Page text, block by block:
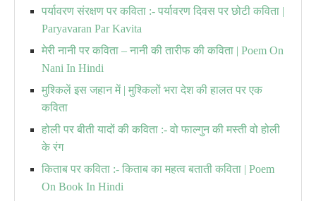
पर्यावरण संरक्षण पर कविता :- पर्यावरण दिवस पर छोटी कविता |
Paryavaran Par Kavita
मेरी नानी पर कविता – नानी की तारीफ की कविता | Poem On
Nani In Hindi
मुश्किलें इस जहान में | मुश्किलों भरा देश की हालत पर एक
कविता
होली पर बीती यादों की कविता :- वो फाल्गुन की मस्ती वो होली
के रंग
किताब पर कविता :- किताब का महत्व बताती कविता | Poem
On Book In Hindi